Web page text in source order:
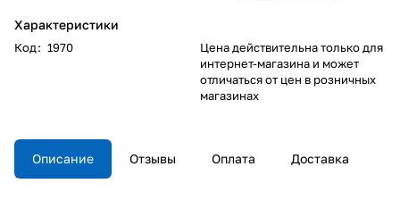
Характеристики
Код: 1970
Цена действительна только для
интернет-магазина и может
отличаться от цен в розничных
магазинах
Описание Отзывы Оплата Доставка